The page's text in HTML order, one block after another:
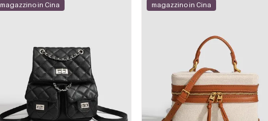
magazzino in Cina magazzino in Cina